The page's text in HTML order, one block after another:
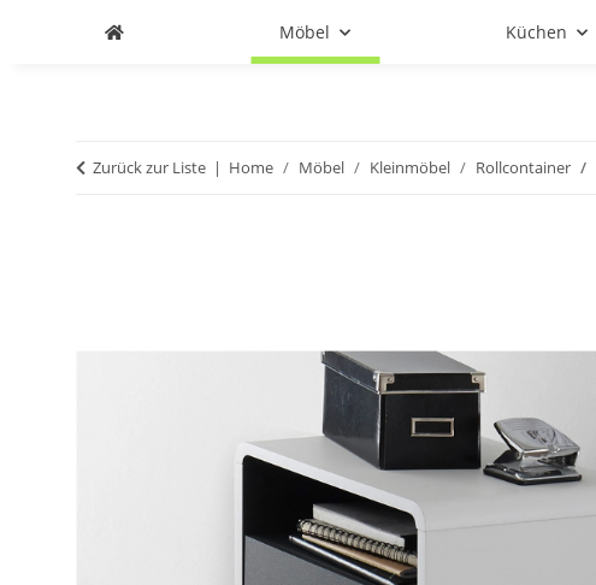
Möbel Küchen
Zurück zur Liste Home Möbel Kleinmöbel Rollcontainer